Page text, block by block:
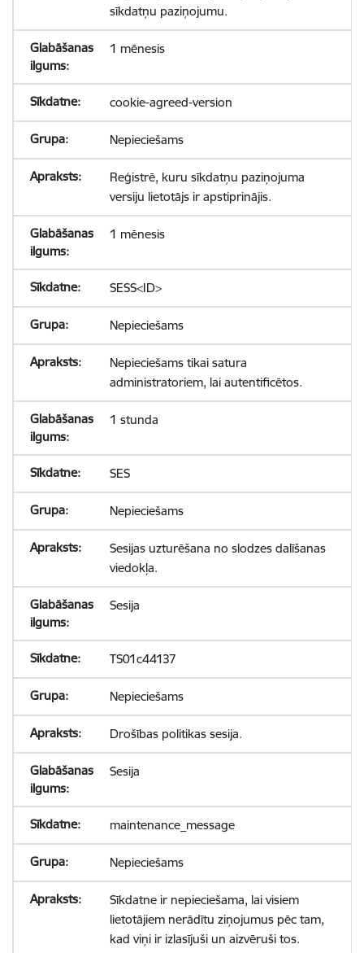
sīkdatņu paziņojumu.
1 mēnesis
cookie-agreed-version
Nepieciešams
Reģistrē, kuru sīkdatņu paziņojuma
versiju lietotājs ir apstiprinājis.
1 mēnesis
SESS<ID>
Nepieciešams
Nepieciešams tikai satura
administratoriem, lai autentificētos.
1 stunda
SES
Nepieciešams
Sesijas uzturēšana no slodzes dalīšanas
viedokļa.
Sesija
TS01c44137
Nepieciešams
Drošības politikas sesija.
Sesija
maintenance_message
Nepieciešams
Sīkdatne ir nepieciešama, lai visiem
lietotājiem nerādītu ziņojumus pēc tam,
kad viņi ir izlasījuši un aizvēruši tos.